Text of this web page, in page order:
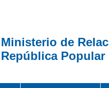
Ministerio de
República Popular